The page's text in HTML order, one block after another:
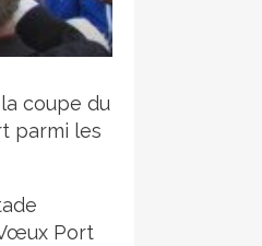
coupe du
parmi les
Port